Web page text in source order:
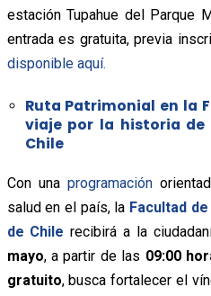
estación Tupahue del Parque
entrada es gratuita, previa
disponible aquí.
Ruta Patrimonial en la
viaje por la historia
Chile
Con una programación
salud en el país, la Facultad
de Chile recibirá a la
mayo, a partir de las 09:00
gratuito, busca fortalecer el